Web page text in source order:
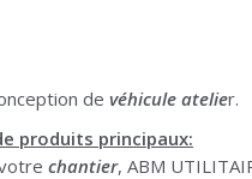
de véhicule atelier.
produits principaux:
chantier, ABM